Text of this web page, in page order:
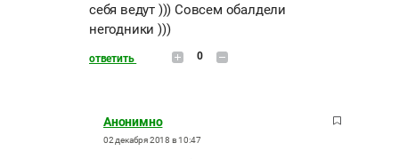
себя ведут ))) Совсем обалдели
негодники )))
ответить 0
Анонимно
02 декабря 2018 в 10:47